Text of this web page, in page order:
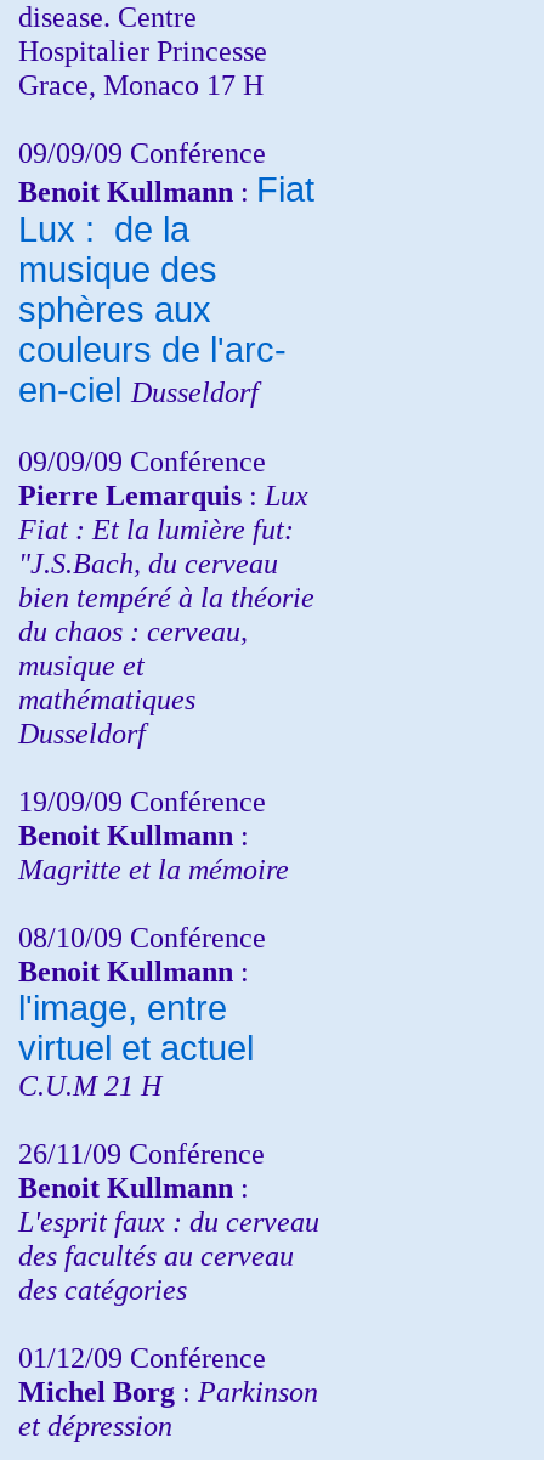
disease. Centre
Hospitalier Princesse
Grace, Monaco 17 H
09/09/09 Conférence
Benoit Kullmann : Fiat
Lux : de la
musique des
sphères aux
couleurs de l'arc-
en-ciel Dusseldorf
09/09/09 Conférence
Pierre Lemarquis : Lux
Fiat : Et la lumière fut:
"J.S.Bach, du cerveau
bien tempéré à la théorie
du chaos : cerveau,
musique et
mathématiques
Dusseldorf
19/09/09 Conférence
Benoit Kullmann :
Magritte et la mémoire
08/10/09 Conférence
Benoit Kullmann :
l'image, entre
virtuel et actuel
C.U.M 21 H
26/11/09 Conférence
Benoit Kullmann :
L'esprit faux : du cerveau
des facultés au cerveau
des catégories
01/12/09 Conférence
Michel Borg : Parkinson
et dépression